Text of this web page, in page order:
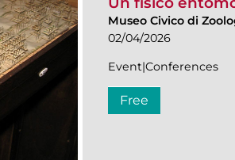
Museo Civico di
02/04/2026
Event|Conferences
Free